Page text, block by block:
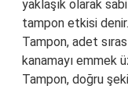
yaklaşık olarak
tampon etkisi
Tampon, adet
kanamayı emmek
Tampon, doğru